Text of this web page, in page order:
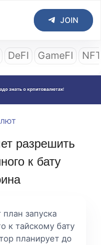
JOIN
DeFI GameFI
разрешить
к бату
запуска
к тайскому бату
планирует до